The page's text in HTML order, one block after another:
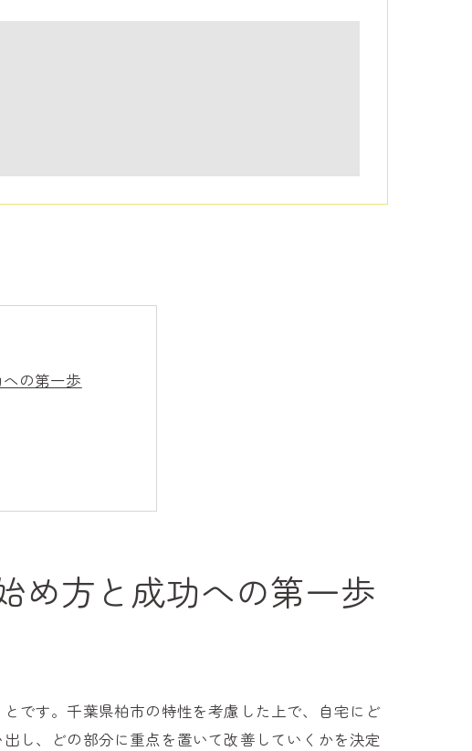
の第一歩
め方と成功への第一歩
です。千葉県柏市の特性を考慮した上で、自宅にど
し、どの部分に重点を置いて改善していくかを決定